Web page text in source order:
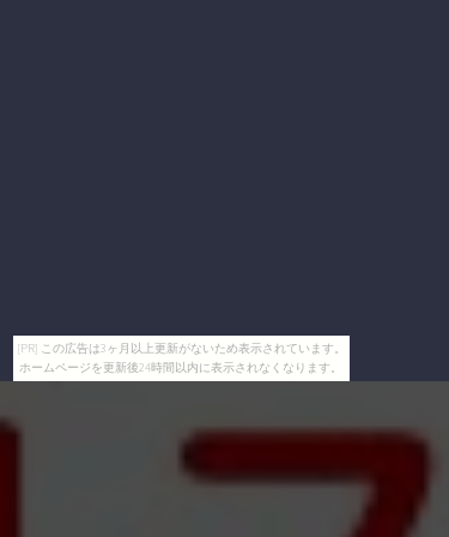
[PR] この広告は3ヶ月以上更新がないため表示されています。
ホームページを更新後24時間以内に表示されなくなります。